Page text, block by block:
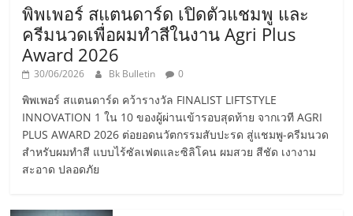
พิพเพอร์ สแตนดาร์ด เปิดตัวแชมพู และ
ครีมนวดเพื่อผมทำสีในงาน Agri Plus
Award 2026
30/06/2026 Bk Bulletin 0
พิพเพอร์ สแตนดาร์ด คว้ารางวัล FINALIST LIFTSTYLE
INNOVATION 1 ใน 10 ของผู้ผ่านเข้ารอบสุดท้าย จากเวที AGRI
PLUS AWARD 2026 ต่อยอดนวัตกรรมสับปะรด สู่แชมพู-ครีมนวด
สำหรับผมทำสี แบบไร้ซัลเฟตและซิลิโคน ผมสวย สีชัด เงางาม
สะอาด ปลอดภัย